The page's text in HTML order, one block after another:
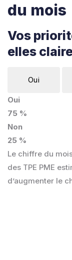
du mois
Vos
elles
Oui
Oui
75 %
Non
25 %
Le chiffre du
des TPE PME
d’augmenter le